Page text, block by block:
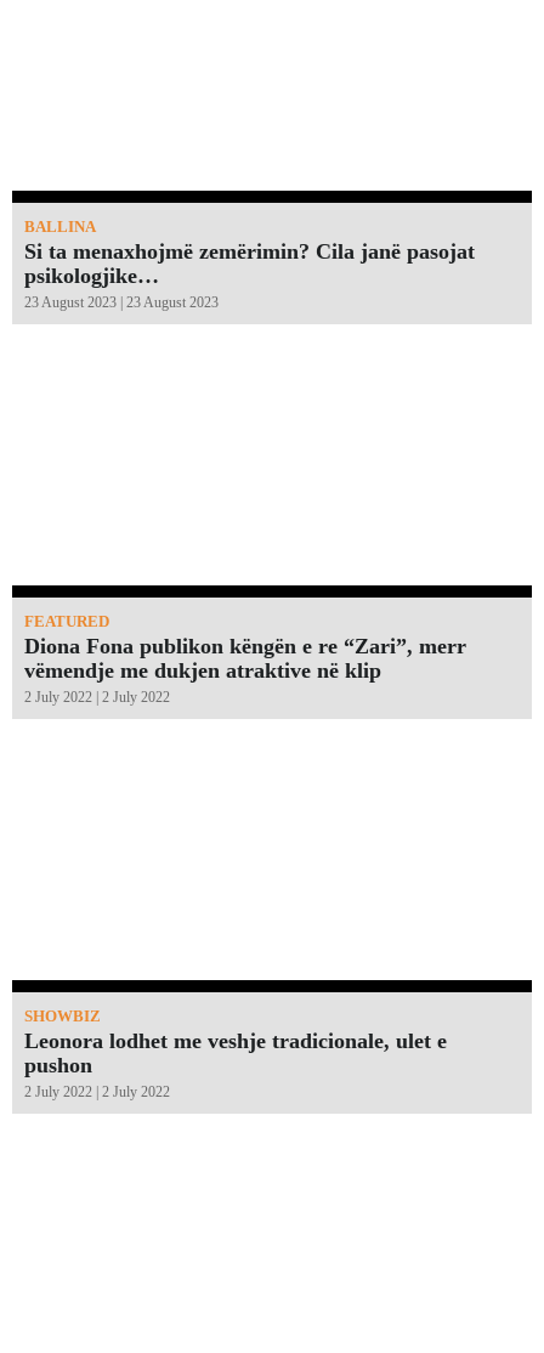
BALLINA
Si ta menaxhojmë zemërimin? Cila janë pasojat
psikologjike…
23 August 2023 | 23 August 2023
FEATURED
Diona Fona publikon këngën e re “Zari”, merr
vëmendje me dukjen atraktive në klip
2 July 2022 | 2 July 2022
SHOWBIZ
Leonora lodhet me veshje tradicionale, ulet e
pushon
2 July 2022 | 2 July 2022